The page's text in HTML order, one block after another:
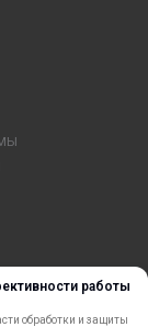
работы
обработки и защиты